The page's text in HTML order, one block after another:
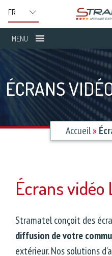
MENU
ÉCRANS
Accueil»
Écrans vidéo
Stramatel conçoit des
diffusion de votre
extérieur. Nos solutions